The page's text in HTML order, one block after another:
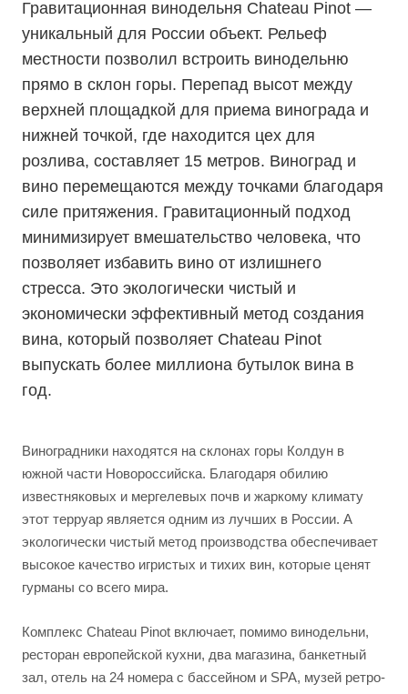
Гравитационная винодельня Chateau Pinot —
уникальный для России объект. Рельеф
местности позволил встроить винодельню
прямо в склон горы. Перепад высот между
верхней площадкой для приема винограда и
нижней точкой, где находится цех для
розлива, составляет 15 метров. Виноград и
вино перемещаются между точками благодаря
силе притяжения. Гравитационный подход
минимизирует вмешательство человека, что
позволяет избавить вино от излишнего
стресса. Это экологически чистый и
экономически эффективный метод создания
вина, который позволяет Chateau Pinot
выпускать более миллиона бутылок вина в
год.
Виноградники находятся на склонах горы Колдун в
южной части Новороссийска. Благодаря обилию
известняковых и мергелевых почв и жаркому климату
этот терруар является одним из лучших в России. А
экологически чистый метод производства обеспечивает
высокое качество игристых и тихих вин, которые ценят
гурманы со всего мира.
Комплекс Chateau Pinot включает, помимо винодельни,
ресторан европейской кухни, два магазина, банкетный
зал, отель на 24 номера с бассейном и SPA, музей ретро-